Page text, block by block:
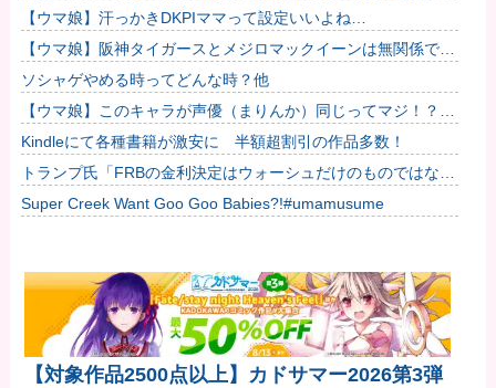
ｗｗｗ
【ウマ娘】汗っかきDKPIママって設定いいよね…
【ウマ娘】阪神タイガースとメジロマックイーンは無関係で
す！
ソシャゲやめる時ってどんな時？他
【ウマ娘】このキャラが声優（まりんか）同じってマジ！？
←「スズカさんみたいな演技の方がレアだと聞いて驚いたよ」
他
Kindleにて各種書籍が激安に 半額超割引の作品多数！
トランプ氏「FRBの金利決定はウォーシュだけのものではな
い」
Super Creek Want Goo Goo Babies?!#umamusume
【対象作品2500点以上】カドサマー2026第3弾